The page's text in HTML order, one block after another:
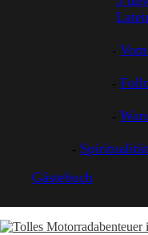
Spiritualität
Gästebuch